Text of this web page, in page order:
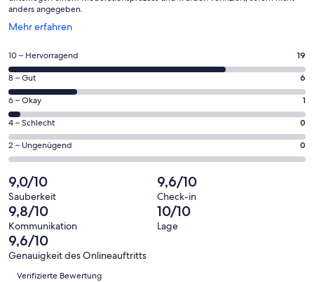
anders angegeben.
Mehr erfahren
Wird
einem
neuen
Fenster
geöffnet
19
von
insgesamt
26
Gästebewertungen
haben
eine
Bewertung
von
10
-
Hervorragend
10 – Hervorragend 19
6
von
insgesamt
26
Gästebewertungen
haben
Bewertung
von
8
-
Gut
8 – Gut 6
1
von
insgesamt
26
Gästebewertungen
haben
eine
Bewertung
von
6
-
Okay
6 – Okay 1
0
von
insgesamt
Gästebewertungen
haben
eine
Bewertung
von
4
4 – Schlecht 0
0
von
insgesamt
26
Gästebewertungen
haben
eine
Bewertung
2 – Ungenügend 0
9,0/10
Sauberkeit
9,6/10
Check-in
9,8/10
Kommunikation
10/10
Lage
9,6/10
Genauigkeit des Onlineauftritts
Bewertungen
Verifizierte Bewertung